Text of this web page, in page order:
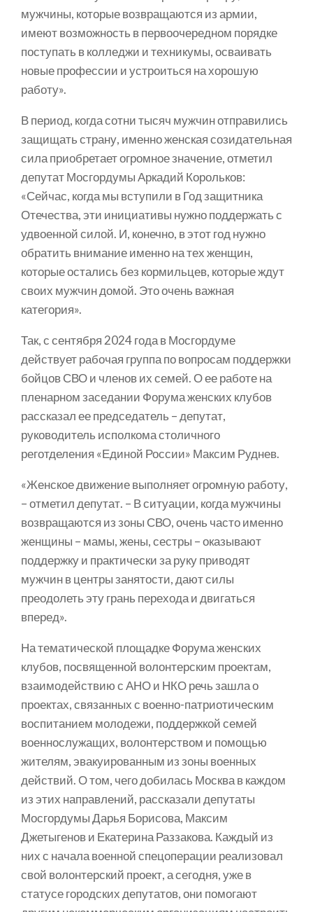
мужчины, которые возвращаются из армии,
имеют возможность в первоочередном порядке
поступать в колледжи и техникумы, осваивать
новые профессии и устроиться на хорошую
работу».
В период, когда сотни тысяч мужчин отправились
защищать страну, именно женская созидательная
сила приобретает огромное значение, отметил
депутат Мосгордумы Аркадий Корольков:
«Сейчас, когда мы вступили в Год защитника
Отечества, эти инициативы нужно поддержать с
удвоенной силой. И, конечно, в этот год нужно
обратить внимание именно на тех женщин,
которые остались без кормильцев, которые ждут
своих мужчин домой. Это очень важная
категория».
Так, с сентября 2024 года в Мосгордуме
действует рабочая группа по вопросам поддержки
бойцов СВО и членов их семей. О ее работе на
пленарном заседании Форума женских клубов
рассказал ее председатель – депутат,
руководитель исполкома столичного
реготделения «Единой России» Максим Руднев.
«Женское движение выполняет огромную работу,
– отметил депутат. – В ситуации, когда мужчины
возвращаются из зоны СВО, очень часто именно
женщины – мамы, жены, сестры – оказывают
поддержку и практически за руку приводят
мужчин в центры занятости, дают силы
преодолеть эту грань перехода и двигаться
вперед».
На тематической площадке Форума женских
клубов, посвященной волонтерским проектам,
взаимодействию с АНО и НКО речь зашла о
проектах, связанных с военно-патриотическим
воспитанием молодежи, поддержкой семей
военнослужащих, волонтерством и помощью
жителям, эвакуированным из зоны военных
действий. О том, чего добилась Москва в каждом
из этих направлений, рассказали депутаты
Мосгордумы Дарья Борисова, Максим
Джетыгенов и Екатерина Раззакова. Каждый из
них с начала военной спецоперации реализовал
свой волонтерский проект, а сегодня, уже в
статусе городских депутатов, они помогают